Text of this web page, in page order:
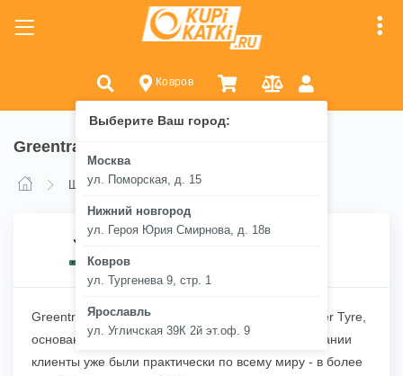
Ковров
Выберите Ваш город:
Москва
ул. Поморская, д. 15
Нижний новгород
ул. Героя Юрия Смирнова, д. 18в
Ковров
ул. Тургенева 9, стр. 1
Ярославль
ул. Угличская 39К 2й эт.оф. 9
Greentrac
Шины Greentrac
Greentrac – самый молодой бренд китайской Keter Tyre,
основанной только в 2009 году. К 2014-му у компании
клиенты уже были практически по всему миру - в более